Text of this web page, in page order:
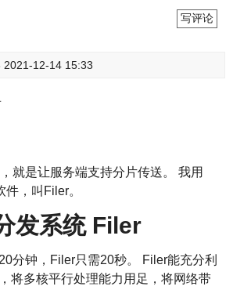
写评论
2021-12-14 15:33
就是让服务端支持分片传送。 我用
，叫Filer。
发系统 Filer
分钟，Filer只需20秒。 Filer能充分利
将多核平行处理能力用足，将网络带